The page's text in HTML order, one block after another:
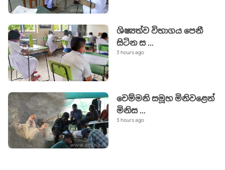
ශිෂ්‍යත්ව විභාගය පෙනී
සිටින ස...
3 hours ago
චෙම්මනි සමූහ මිනිවළෙන්
මිනිස...
3 hours ago